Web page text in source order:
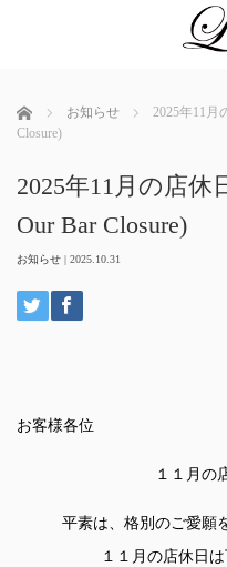
ホーム お知らせ
2025年11月
Closure)
2025年11月の店休
Our Bar Closure)
お知らせ | 2025.10.31
お客様各位
１１月の
平素は、格別のご愛願
１１月の店休日